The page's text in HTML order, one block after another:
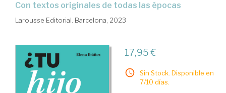
con textos originales de todas las épocas
Larousse Editorial. Barcelona, 2023
17,95 €
Sin Stock. Disponible en
7/10 días.